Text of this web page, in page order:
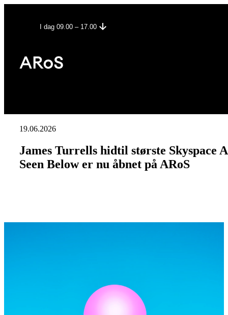
I dag 09.00 – 17.00
19.06.2026
James Turrells hidtil største Skyspace
Seen Below er nu åbnet på ARoS